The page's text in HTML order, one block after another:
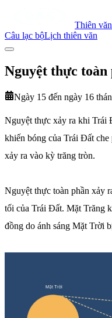
Thiên
Câu lạc bộLịch thiên văn
Nguyệt thực toàn
Ngày 15 đến ngày 16
Nguyệt thực xảy ra khi Trái
khiến bóng của Trái Đất
xảy ra vào kỳ trăng tròn.
Nguyệt thực toàn phần xảy
tối của Trái Đất. Mặt Trăng
đồng do ánh sáng Mặt Trời